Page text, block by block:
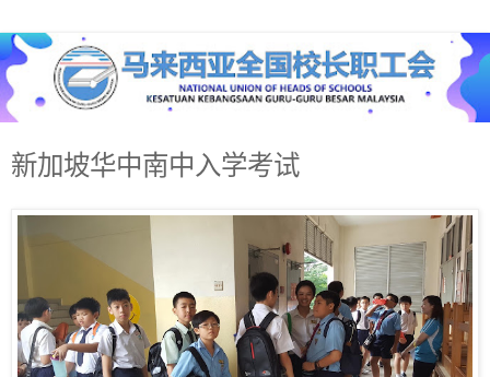
新加坡华中南中入学考试